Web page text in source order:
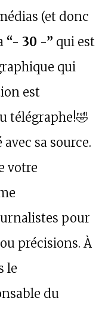
(et donc
“- 30 -” qui est
qui
est
télégraphe!🤣
sa source.
votre
pour
précisions. À
le
du